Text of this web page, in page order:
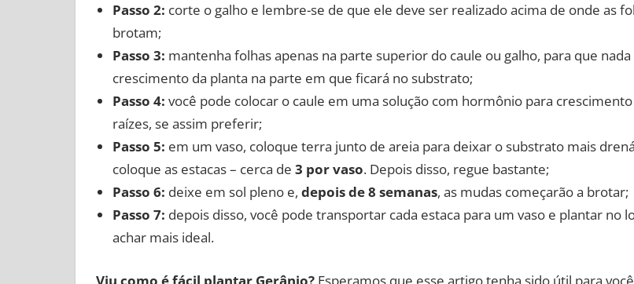
Passo 2: corte o galho e lembre-se de que ele deve ser realizado acima de onde as
brotam;
Passo 3: mantenha folhas apenas na parte superior do caule ou galho, para que
crescimento da planta na parte em que ficará no substrato;
Passo 4: você pode colocar o caule em uma solução com hormônio para
raízes, se assim preferir;
Passo 5: em um vaso, coloque terra junto de areia para deixar o substrato mais
coloque as estacas – cerca de 3 por vaso. Depois disso, regue bastante;
Passo 6: deixe em sol pleno e, depois de 8 semanas, as mudas começarão a brotar;
Passo 7: depois disso, você pode transportar cada estaca para um vaso e plantar no
achar mais ideal.
Viu como é fácil plantar Gerânio? Esperamos que esse artigo tenha sido útil para